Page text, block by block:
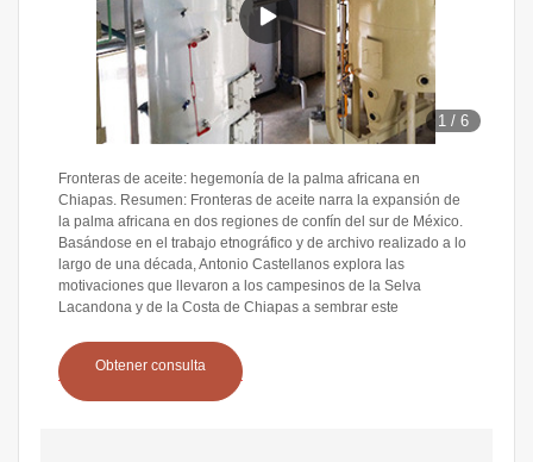
1 /6
Fronteras de aceite: hegemonía de la palma africana en
Chiapas. Resumen: Fronteras de aceite narra la expansión de
la palma africana en dos regiones de confín del sur de México.
Basándose en el trabajo etnográfico y de archivo realizado a lo
largo de una década, Antonio Castellanos explora las
motivaciones que llevaron a los campesinos de la Selva
Lacandona y de la Costa de Chiapas a sembrar este
Obtener consulta